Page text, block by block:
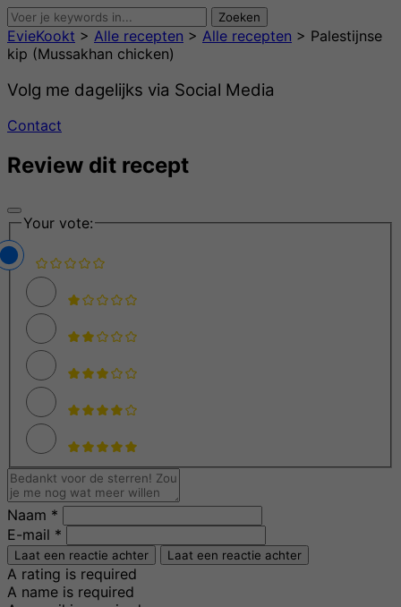
EvieKookt > Alle recepten > Alle recepten > Palestijnse
kip (Mussakhan chicken)
Volg me dagelijks via Social Media
Contact
Review dit recept
Your vote:
Naam *
E-mail *
Laat een reactie achter Laat een reactie achter
A rating is required
A name is required